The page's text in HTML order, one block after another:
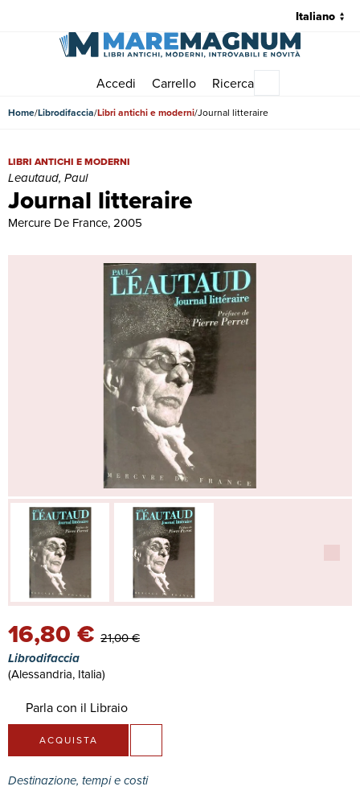
Accedi Carrello Ricerca
Home Librodifaccia Libri antichi e moderni Journal litteraire
Journal litteraire
Journal litteraire | Libri antichi e moderni | Leautaud, Paul
LIBRI ANTICHI E MODERNI
Leautaud, Paul
Mercure De France, 2005
16,80 € 21,00 €
Librodifaccia
(Alessandria, Italia)
Parla con il Libraio
ACQUISTA
Destinazione, tempi e costi